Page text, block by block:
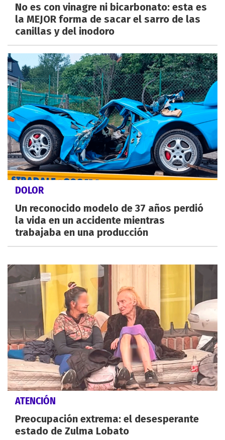
No es con vinagre ni bicarbonato: esta es
la MEJOR forma de sacar el sarro de las
canillas y del inodoro
DOLOR
Un reconocido modelo de 37 años perdió
la vida en un accidente mientras
trabajaba en una producción
ATENCIÓN
Preocupación extrema: el desesperante
estado de Zulma Lobato